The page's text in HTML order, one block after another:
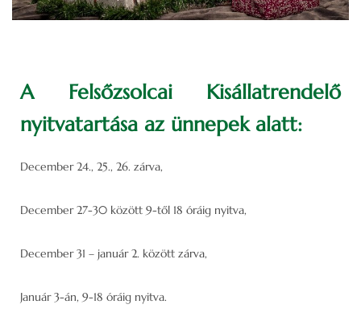
A Felsőzsolcai Kisállatrendelő
nyitvatartása az ünnepek alatt:
December 24., 25., 26. zárva,
December 27-30 között 9-től 18 óráig nyitva,
December 31 – január 2. között zárva,
Január 3-án, 9-18 óráig nyitva.